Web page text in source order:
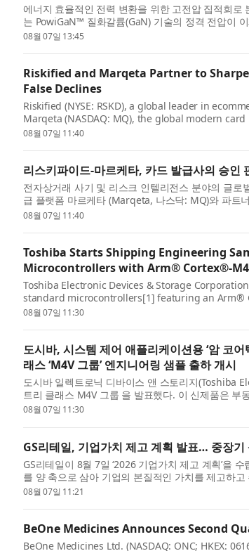
에너지 효율적인 전력 변환을 위한 고전압 집적회
는 PowiGaN™ 질화갈륨(GaN) 기술의 정격 전압이
씬 뛰어...
08월 07일 13:45
Riskified and Marqeta Partner to
False Declines
Riskified (NYSE: RSKD), a global leader in
Marqeta (NASDAQ: MQ), the global modern
Riskified’s pr...
08월 07일 11:40
리스키파이드-마르케타, 카드 발급사의 승인
전자상거래 사기 및 리스크 인텔리전스 분야의 글로
급 플랫폼 마르케타 (Marqeta, 나스닥: MQ)와 파트
드 발...
08월 07일 11:40
Toshiba Starts Shipping Engineering
Microcontrollers with Arm®
Toshiba Electronic Devices & Storage
standard microcontrollers[1] featuring an Arm®
and data managem...
08월 07일 11:30
도시바, 시스템 제어 애플리케이션용 ‘암 코
래스 ‘M4V 그룹’ 엔지니어링 샘플 출하 개시
도시바 일렉트로닉 디바이스 앤 스토리지(Toshiba
트리 클래스 M4V 그룹 을 발표했다. 이 신제품은
해 IoT 디...
08월 07일 11:30
GS리테일, 기업가치 제고 계획 발표… 중장
GS리테일이 8월 7일 ‘2026 기업가치 제고 계획’을
를 양 축으로 삼아 기업의 본질적인 가치를 제고하
...
08월 07일 11:21
BeOne Medicines Announces Second
BeOne Medicines Ltd. (NASDAQ: ONC; HKEX: